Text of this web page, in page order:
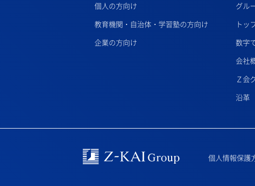
個人の方向け
教育機関・自治体・学習塾の方向け
企業の方向け
グル
トッ
数字
会社
Ｚ会
沿革
Z-kai Group個人情報保護